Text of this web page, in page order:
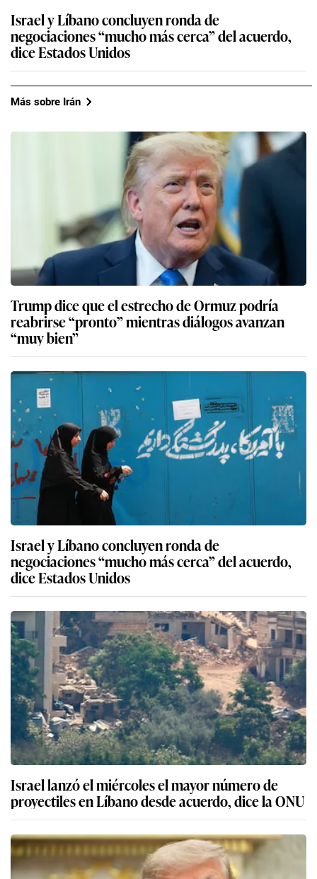
Israel y Líbano concluyen ronda de
negociaciones “mucho más cerca” del acuerdo,
dice Estados Unidos
Más sobre Irán
Trump dice que el estrecho de Ormuz podría
reabrirse “pronto” mientras diálogos avanzan
“muy bien”
Israel y Líbano concluyen ronda de
negociaciones “mucho más cerca” del acuerdo,
dice Estados Unidos
Israel lanzó el miércoles el mayor número de
proyectiles en Líbano desde acuerdo, dice la ONU